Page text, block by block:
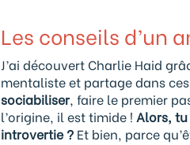
Les conseils d’un
J’ai découvert Charlie Haid
mentaliste et partage dans
sociabiliser , faire le premier
l’origine, il est timide ! Alors,
introvertie ? Et bien, parce